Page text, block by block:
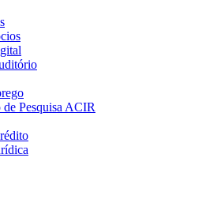
Pesquisa ACIR